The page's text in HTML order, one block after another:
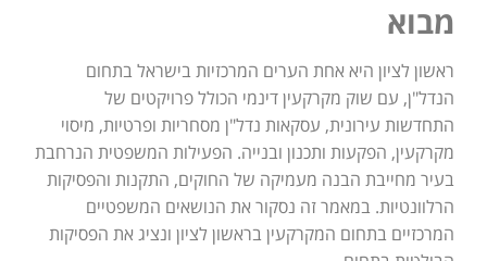
מבוא
ראשון לציון היא אחת הערים המרכזיות בישראל בתחום
הנדל"ן, עם שוק מקרקעין דינמי הכולל פרויקטים של
התחדשות עירונית, עסקאות נדל"ן מסחריות ופרטיות, מיסוי
מקרקעין, הפקעות ותכנון ובנייה. הפעילות המשפטית הנרחבת
בעיר מחייבת הבנה מעמיקה של החוקים, התקנות והפסיקות
הרלוונטיות. במאמר זה נסקור את הנושאים המשפטיים
המרכזיים בתחום המקרקעין בראשון לציון ונציג את הפסיקות